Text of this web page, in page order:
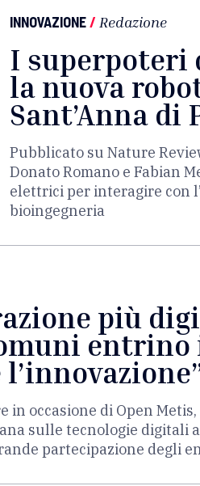
INNOVAZIONE/ Redazione
I superpoteri
la nuova
Sant’Anna di
Pubblicato su Nature
Donato Romano e Fabian
elettrici per interagire con
bioingegneria
più
entrino
in occasione di Open Metis,
sulle tecnologie digitali
partecipazione degli